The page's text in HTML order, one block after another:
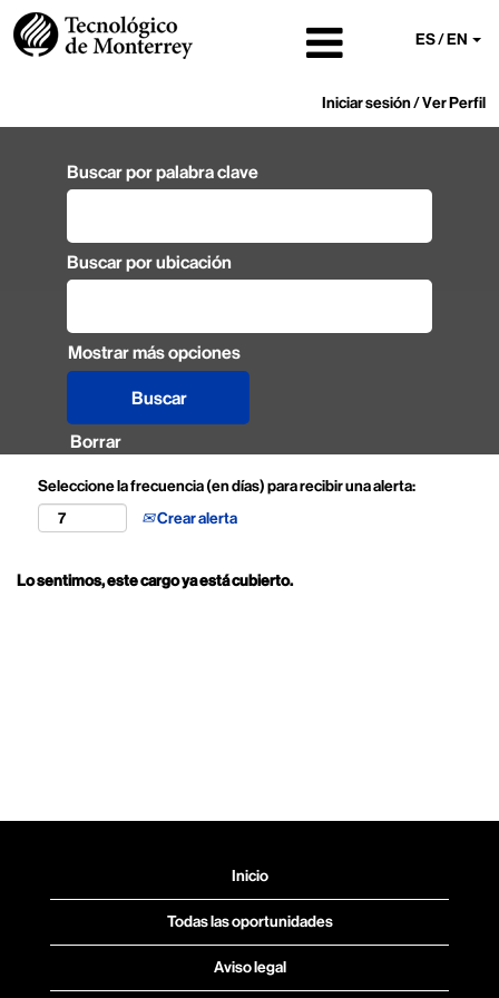
ES / EN
Iniciar sesión / Ver Perfil
Buscar por palabra clave
Buscar por ubicación
Mostrar más opciones
Borrar
Seleccione la frecuencia (en días) para recibir una alerta:
Crear alerta
Lo sentimos, este cargo ya está cubierto.
Inicio
Todas las oportunidades
Aviso legal